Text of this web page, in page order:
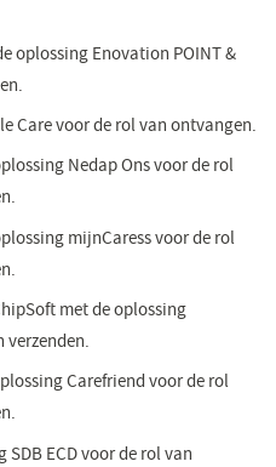
oplossing Enovation POINT &
Care voor de rol van ontvangen.
Nedap Ons voor de rol
mijnCaress voor de rol
met de oplossing
verzenden.
Carefriend voor de rol
SDB ECD voor de rol van